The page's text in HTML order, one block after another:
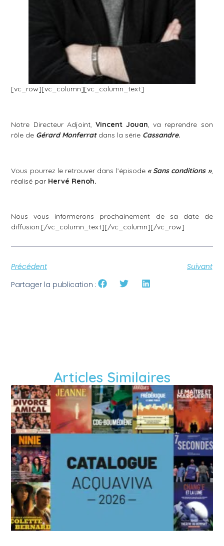
[vc_row][vc_column][vc_column_text]
Notre Directeur Adjoint, Vincent Jouan, va reprendre son
rôle de Gérard Monferratdans la série Cassandre.
Vous pourrez le retrouver dans l’épisode « Sans conditions »,
réalisé par Hervé Renoh.
Nous vous informerons prochainement de sa date de
diffusion.[/vc_column_text][/vc_column][/vc_row]
Précédent
Suivant
Partager la publication :
Articles Similaires